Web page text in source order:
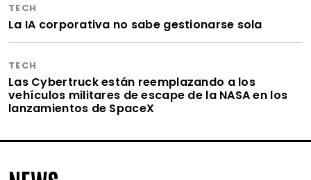
TECH
La IA corporativa no sabe gestionarse sola
TECH
Las Cybertruck están reemplazando a los
vehículos militares de escape de la NASA en los
lanzamientos de SpaceX